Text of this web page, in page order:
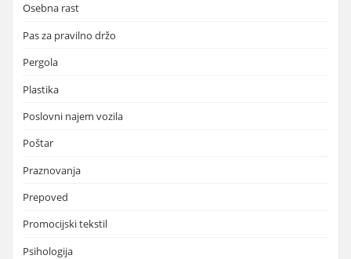
Osebna rast
Pas za pravilno držo
Pergola
Plastika
Poslovni najem vozila
Poštar
Praznovanja
Prepoved
Promocijski tekstil
Psihologija